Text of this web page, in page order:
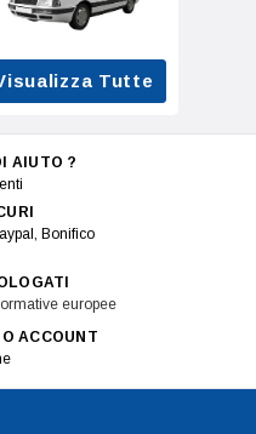
Tutte
AIUTO ?
Bonifico
europee
ACCOUNT